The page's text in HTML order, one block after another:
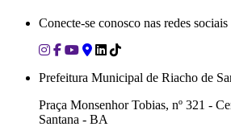
Conecte-se conosco nas redes sociais
Prefeitura Municipal de Riacho de
Praça Monsenhor Tobias, nº 321 -
Santana - BA